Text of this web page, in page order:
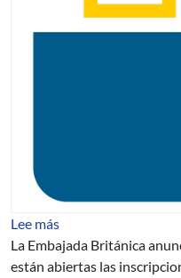
Lee mássobre Becas
La Embajada Británica
están abiertas las